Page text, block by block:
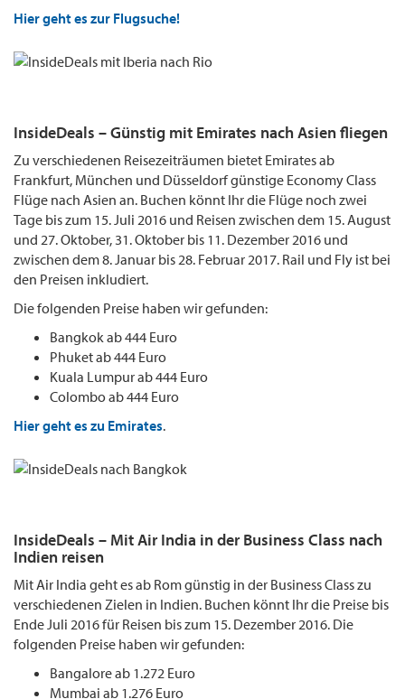
Hier geht es zur Flugsuche!
InsideDeals – Günstig mit Emirates nach Asien fliegen
Zu verschiedenen Reisezeiträumen bietet Emirates ab
Frankfurt, München und Düsseldorf günstige Economy Class
Flüge nach Asien an. Buchen könnt Ihr die Flüge noch zwei
Tage bis zum 15. Juli 2016 und Reisen zwischen dem 15. August
und 27. Oktober, 31. Oktober bis 11. Dezember 2016 und
zwischen dem 8. Januar bis 28. Februar 2017. Rail und Fly ist bei
den Preisen inkludiert.
Die folgenden Preise haben wir gefunden:
Bangkok ab 444 Euro
Phuket ab 444 Euro
Kuala Lumpur ab 444 Euro
Colombo ab 444 Euro
Hier geht es zu Emirates.
InsideDeals – Mit Air India in der Business Class nach
Indien reisen
Mit Air India geht es ab Rom günstig in der Business Class zu
verschiedenen Zielen in Indien. Buchen könnt Ihr die Preise bis
Ende Juli 2016 für Reisen bis zum 15. Dezember 2016. Die
folgenden Preise haben wir gefunden:
Bangalore ab 1.272 Euro
Mumbai ab 1.276 Euro